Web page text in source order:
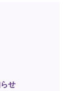
せ